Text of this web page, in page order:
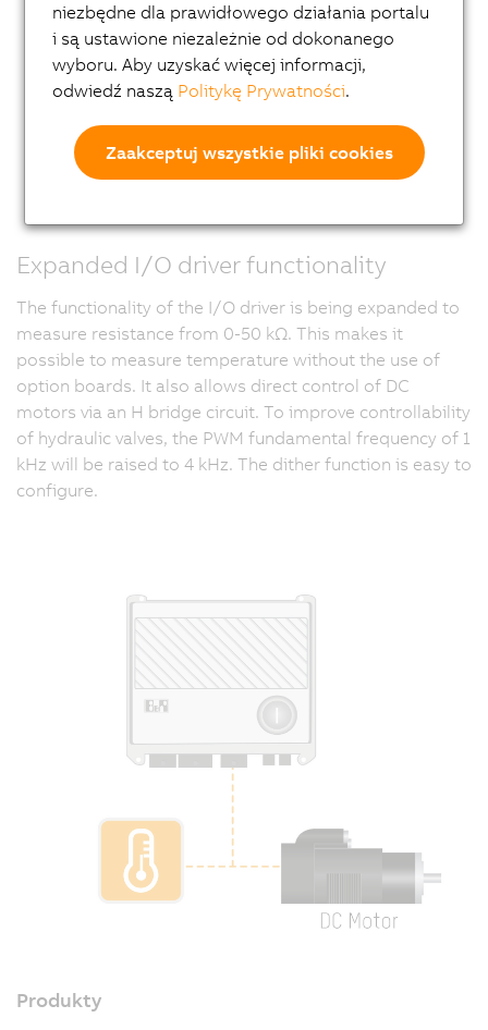
Expanded I/O driver functionality
The functionality of the I/O driver is being expanded to
measure resistance from 0-50 kΩ. This makes it
possible to measure temperature without the use of
option boards. It also allows direct control of DC
motors via an H bridge circuit. To improve controllability
of hydraulic valves, the PWM fundamental frequency of 1
kHz will be raised to 4 kHz. The dither function is easy to
configure.
Produkty
niezbędne dla prawidłowego działania portalu
i są ustawione niezależnie od dokonanego
wyboru. Aby uzyskać więcej informacji,
odwiedź naszą Politykę Prywatności.
Zaakceptuj wszystkie pliki cookies